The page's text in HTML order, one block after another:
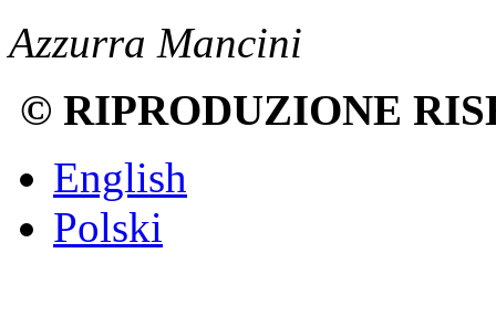
Azzurra Mancini
© RIPRODUZIONE
English
Polski